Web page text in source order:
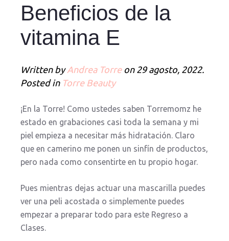
Beneficios de la
vitamina E
Written byAndrea Torreon 29 agosto, 2022.
Posted in Torre Beauty
¡En la Torre! Como ustedes saben Torremomz he
estado en grabaciones casi toda la semana y mi
piel empieza a necesitar más hidratación. Claro
que en camerino me ponen un sinfín de productos,
pero nada como consentirte en tu propio hogar.
Pues mientras dejas actuar una mascarilla puedes
ver una peli acostada o simplemente puedes
empezar a preparar todo para este Regreso a
Clases.